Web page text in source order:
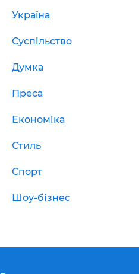
Україна
Суспільство
Думка
Преса
Економіка
Стиль
Спорт
Шоу-бізнес